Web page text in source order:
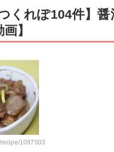
つくれぽ104件】
】
1097503